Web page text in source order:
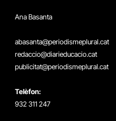
Ana Basanta
abasanta@periodismeplural.cat
redaccio@diarieducacio.cat
publicitat@periodismeplural.cat
Telèfon:
932 311 247